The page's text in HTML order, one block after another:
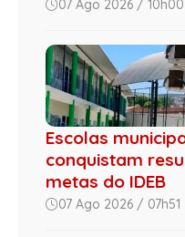
07 Ago 2026 / 10h00
Escolas
conquistam
metas do IDEB
07 Ago 2026 / 07h51